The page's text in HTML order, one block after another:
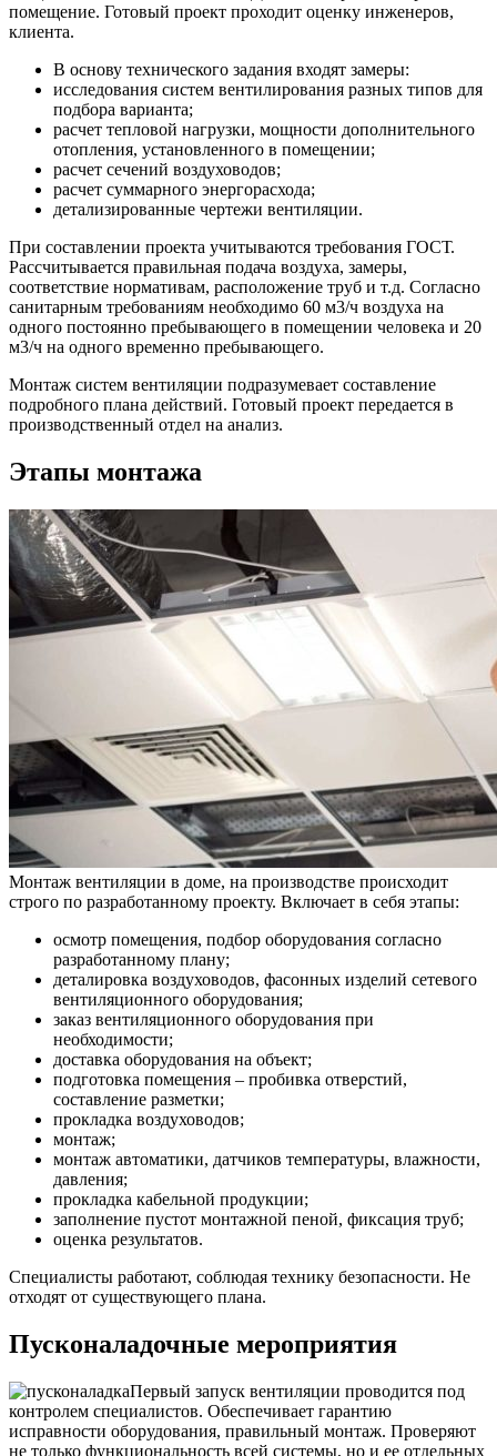
помещение. Готовый проект проходит оценку инженеров,
клиента.
В основу технического задания входят замеры:
исследования систем вентилирования разных типов для
подбора варианта;
расчет тепловой нагрузки, мощности дополнительного
отопления, установленного в помещении;
расчет сечений воздуховодов;
расчет суммарного энергорасхода;
детализированные чертежи вентиляции.
При составлении проекта учитываются требования ГОСТ.
Рассчитывается правильная подача воздуха, замеры,
соответствие нормативам, расположение труб и т.д. Согласно
санитарным требованиям необходимо 60 м3/ч воздуха на
одного постоянно пребывающего в помещении человека и 20
м3/ч на одного временно пребывающего.
Монтаж систем вентиляции подразумевает составление
подробного плана действий. Готовый проект передается в
производственный отдел на анализ.
Этапы монтажа
Монтаж вентиляции в доме, на производстве происходит
строго по разработанному проекту. Включает в себя этапы:
осмотр помещения, подбор оборудования согласно
разработанному плану;
деталировка воздуховодов, фасонных изделий сетевого
вентиляционного оборудования;
заказ вентиляционного оборудования при
необходимости;
доставка оборудования на объект;
подготовка помещения – пробивка отверстий,
составление разметки;
прокладка воздуховодов;
монтаж;
монтаж автоматики, датчиков температуры, влажности,
давления;
прокладка кабельной продукции;
заполнение пустот монтажной пеной, фиксация труб;
оценка результатов.
Специалисты работают, соблюдая технику безопасности. Не
отходят от существующего плана.
Пусконаладочные мероприятия
Первый запуск вентиляции проводится под
контролем специалистов. Обеспечивает гарантию
исправности оборудования, правильный монтаж. Проверяют
не только функциональность всей системы, но и ее отдельных